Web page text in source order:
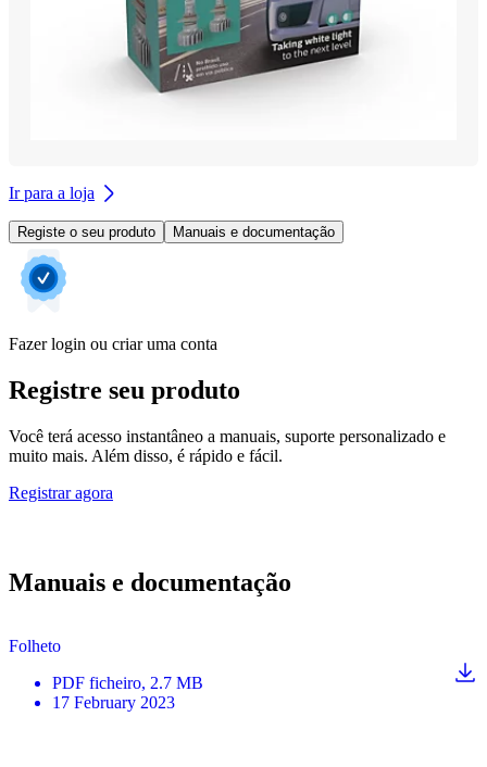
Ir para a loja
Registe o seu produto Manuais e documentação
Fazer login ou criar uma conta
Registre seu produto
Você terá acesso instantâneo a manuais, suporte personalizado e
muito mais. Além disso, é rápido e fácil.
Registrar agora
Manuais e documentação
Folheto
PDF ficheiro, 2.7 MB
17 February 2023